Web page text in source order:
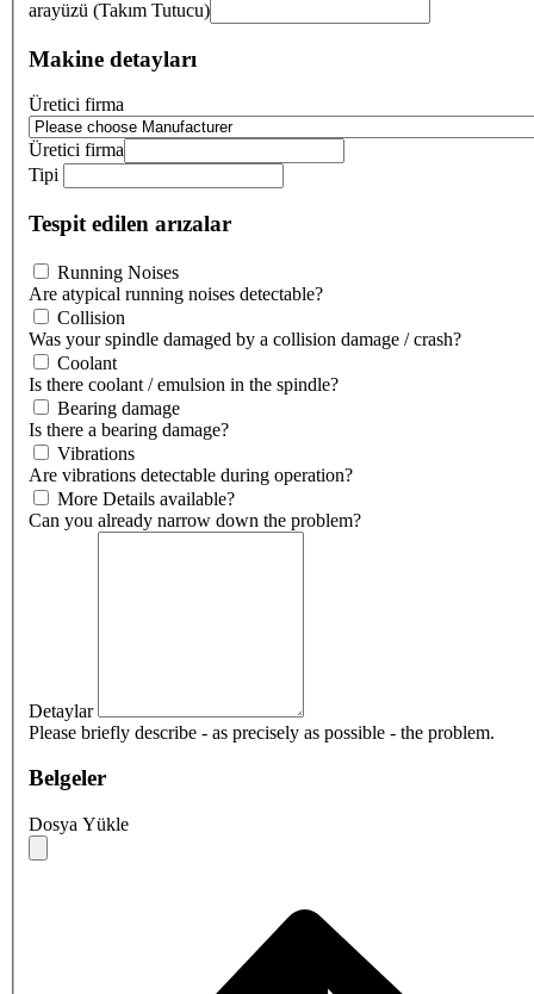
arayüzü (Takım Tutucu)
Makine detayları
Üretici firma
Üretici firma
Tipi
Tespit edilen arızalar
Running Noises
Are atypical running noises detectable?
Collision
Was your spindle damaged by a collision damage / crash?
Coolant
Is there coolant / emulsion in the spindle?
Bearing damage
Is there a bearing damage?
Vibrations
Are vibrations detectable during operation?
More Details available?
Can you already narrow down the problem?
Detaylar
Please briefly describe - as precisely as possible - the problem.
Belgeler
Dosya Yükle